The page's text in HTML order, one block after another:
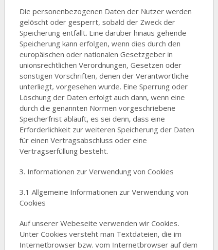
Die personenbezogenen Daten der Nutzer werden
gelöscht oder gesperrt, sobald der Zweck der
Speicherung entfällt. Eine darüber hinaus gehende
Speicherung kann erfolgen, wenn dies durch den
europäischen oder nationalen Gesetzgeber in
unionsrechtlichen Verordnungen, Gesetzen oder
sonstigen Vorschriften, denen der Verantwortliche
unterliegt, vorgesehen wurde. Eine Sperrung oder
Löschung der Daten erfolgt auch dann, wenn eine
durch die genannten Normen vorgeschriebene
Speicherfrist abläuft, es sei denn, dass eine
Erforderlichkeit zur weiteren Speicherung der Daten
für einen Vertragsabschluss oder eine
Vertragserfüllung besteht.
3. Informationen zur Verwendung von Cookies
3.1 Allgemeine Informationen zur Verwendung von
Cookies
Auf unserer Webeseite verwenden wir Cookies.
Unter Cookies versteht man Textdateien, die im
Internetbrowser bzw. vom Internetbrowser auf dem